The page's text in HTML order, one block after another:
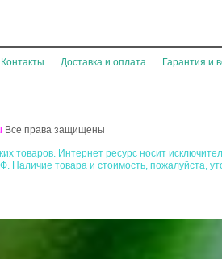
Контакты Доставка и оплата Гарантия и
Все права защищены
товаров. Интернет ресурс носит
Наличие товара и стоимость, пожалуйста,